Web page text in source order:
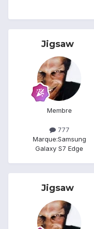
Jigsaw
Membre
777
Marque:Samsung
Galaxy S7 Edge
Jigsaw